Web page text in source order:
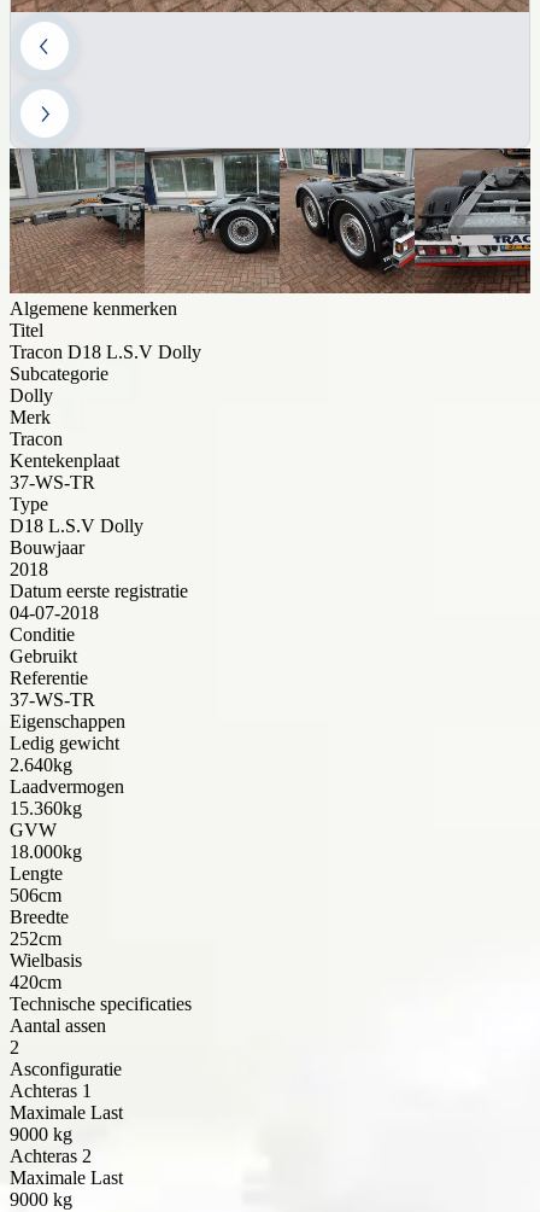
Algemene kenmerken
Titel
Tracon D18 L.S.V Dolly
Subcategorie
Dolly
Merk
Tracon
Kentekenplaat
37-WS-TR
Type
D18 L.S.V Dolly
Bouwjaar
2018
Datum eerste registratie
04-07-2018
Conditie
Gebruikt
Referentie
37-WS-TR
Eigenschappen
Ledig gewicht
2.640kg
Laadvermogen
15.360kg
GVW
18.000kg
Lengte
506cm
Breedte
252cm
Wielbasis
420cm
Technische specificaties
Aantal assen
2
Asconfiguratie
Achteras 1
Maximale Last
9000 kg
Achteras 2
Maximale Last
9000 kg